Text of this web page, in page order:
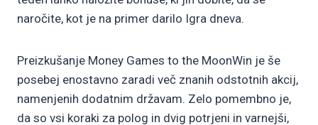
naročite, kot je na primer darilo Igra dneva.
Preizkušanje Money Games to the MoonWin je še
posebej enostavno zaradi več znanih odstotnih akcij,
namenjenih dodatnim državam. Zelo pomembno je,
da so vsi koraki za polog in dvig potrjeni in varnejši,